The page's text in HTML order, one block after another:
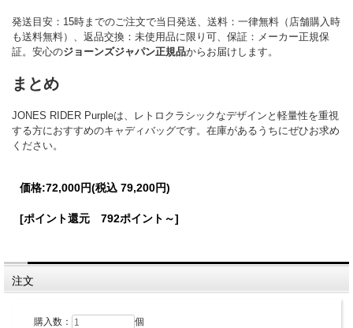
発送目安：15時までのご注文で当日発送、送料：一律無料（店舗購入時
も送料無料）、返品交換：未使用品に限り可、保証：メーカー正規保
証。安心のジョーンズジャパン正規品からお届けします。
まとめ
JONES RIDER Purpleは、レトロクラシックなデザインと軽量性を重視
する方におすすめのキャディバッグです。在庫があるうちにぜひお求め
ください。
価格:72,000円(税込 79,200円)
[ポイント還元 792ポイント～]
注文
購入数： 個